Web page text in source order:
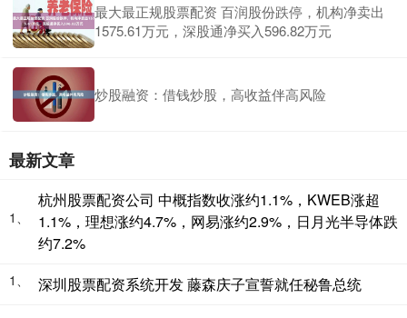
最大最正规股票配资 百润股份跌停，机构净卖出
1575.61万元，深股通净买入596.82万元
炒股融资：借钱炒股，高收益伴高风险
最新文章
1、
杭州股票配资公司 中概指数收涨约1.1%，KWEB涨超
1.1%，理想涨约4.7%，网易涨约2.9%，日月光半导体跌
约7.2%
1、
深圳股票配资系统开发 藤森庆子宣誓就任秘鲁总统